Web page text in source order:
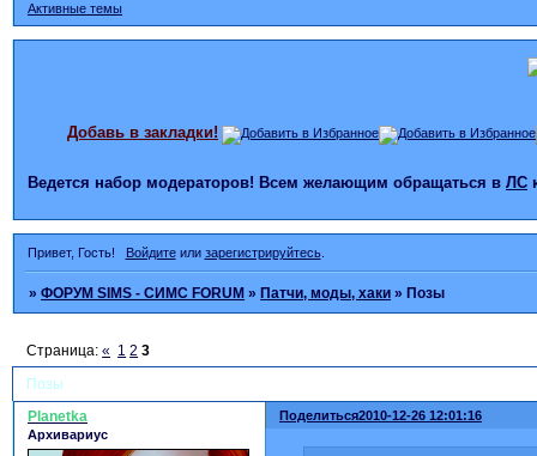
Активные темы
Добавь в закладки!
Ведется набор модераторов! Всем желающим обращаться в ЛС
Привет, Гость! Войдитеили зарегистрируйтесь.
»ФОРУМ SIMS - СИМС FORUM »Патчи, моды, хаки »Позы
Позы
Страница:« 1 2 3
Поделиться2010-12-26 12:01:16
Planetka
Архивариус